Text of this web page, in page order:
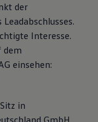
der
Interesse.
dem
einsehen:
in
GmbH